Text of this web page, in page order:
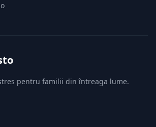
pentru familii din întreaga lume.